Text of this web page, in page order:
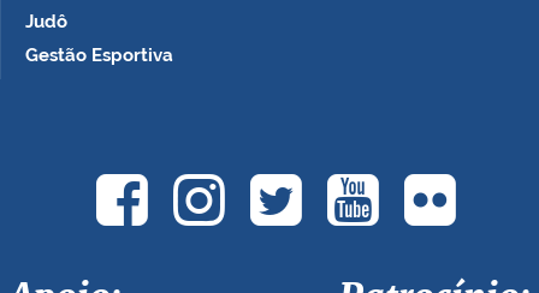
Judô
Gestão Esportiva